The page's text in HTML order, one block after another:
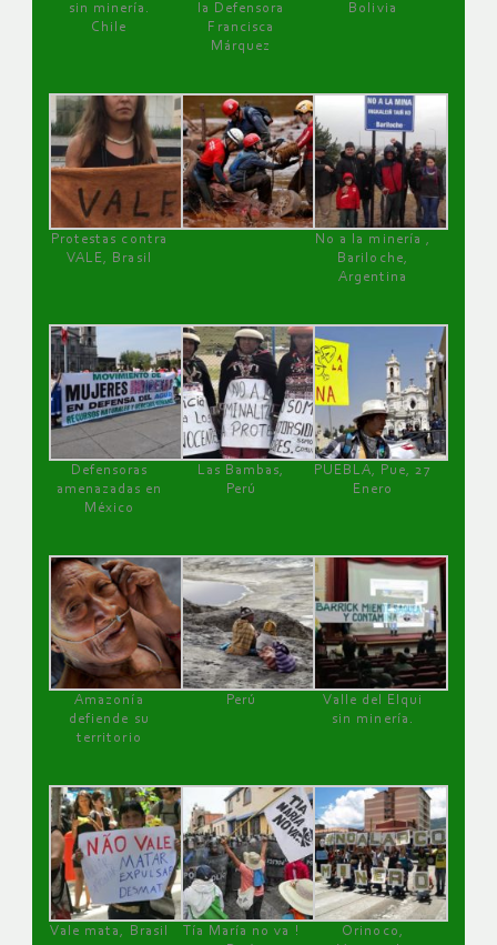
sin minería.
Chile
la Defensora
Francisca
Márquez
Bolivia
Protestas contra
VALE, Brasil
No a la minería ,
Bariloche,
Argentina
Defensoras
amenazadas en
México
Las Bambas,
Perú
PUEBLA, Pue, 27
Enero
Amazonía
defiende su
territorio
Perú
Valle del Elqui
sin minería.
Vale mata, Brasil
Tía María no va !
Orinoco,